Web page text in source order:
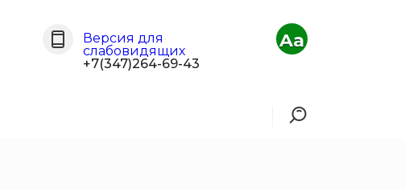
Версия для
слабовидящих
+7(347)264-69-43
Aa